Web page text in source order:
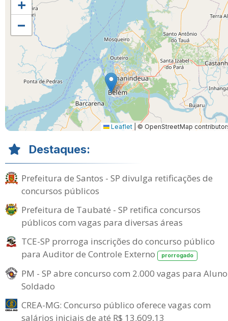
+
−
Leaflet © OpenStreetMap
Destaques:
Prefeitura de Santos - SP divulga retificações de
concursos públicos
Prefeitura de Taubaté - SP retifica concursos
públicos com vagas para diversas áreas
TCE-SP prorroga inscrições do concurso público
para Auditor de Controle Externo
prorrogado
PM - SP abre concurso com 2.000 vagas para
Soldado
CREA-MG: Concurso público oferece vagas com
salários iniciais de até R$ 13.609,13